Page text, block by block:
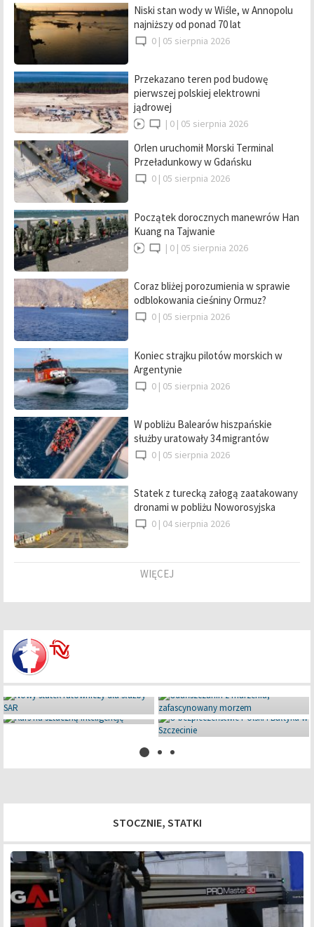
Niski stan wody w Wiśle, w Annopolu
najniższy od ponad 70 lat
0 | 05 sierpnia 2026
Przekazano teren pod budowę
pierwszej polskiej elektrowni
jądrowej
| 0 | 05 sierpnia 2026
Orlen uruchomił Morski Terminal
Przeładunkowy w Gdańsku
0 | 05 sierpnia 2026
Początek dorocznych manewrów Han
Kuang na Tajwanie
| 0 | 05 sierpnia 2026
Coraz bliżej porozumienia w sprawie
odblokowania cieśniny Ormuz?
0 | 05 sierpnia 2026
Koniec strajku pilotów morskich w
Argentynie
0 | 05 sierpnia 2026
W pobliżu Balearów hiszpańskie
służby uratowały 34 migrantów
0 | 05 sierpnia 2026
Statek z turecką załogą zaatakowany
dronami w pobliżu Noworosyjska
0 | 04 sierpnia 2026
WIĘCEJ
Miniaturowe giganty pod Iławą
08 lipca 2026
STOCZNIE, STATKI